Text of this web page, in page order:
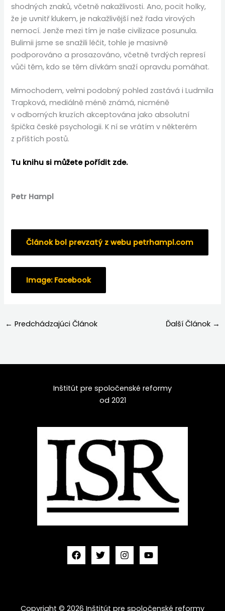
shodných znaků, včetně nakažlivosti. Ano, pocit holky,
že je uvnitř klukem, je nakažlivější než řada virových
nemocí. Jenže mezi tím je naše civilizace posunula.
Bulimii jsme se snažili léčit, tohle je masivně
podporováno a prosazováno, včetně tvrdých represí
vůči těm, kdo se těm dívkám snaží opravdu pomáhat.
Mimochodem, velmi podobný pohled zastává i Ludmila
Trapková, mediálně méně známá, nicméně
v odborných kruzích akceptována jako absolutní
špička české psychologii. K ní se vrátím v některém
z příštích postů.
Tu knihu si můžete pořídit zde.
Petr Hampl
Článok bol prevzatý z webu petrhampl.com
Image: Facebook
← Predchádzajúci Článok Ďalší Článok →
Inštitút pre spoločenské reformy
od 2021
Copyright © 2026 Inštitút pre spoločenské reformy